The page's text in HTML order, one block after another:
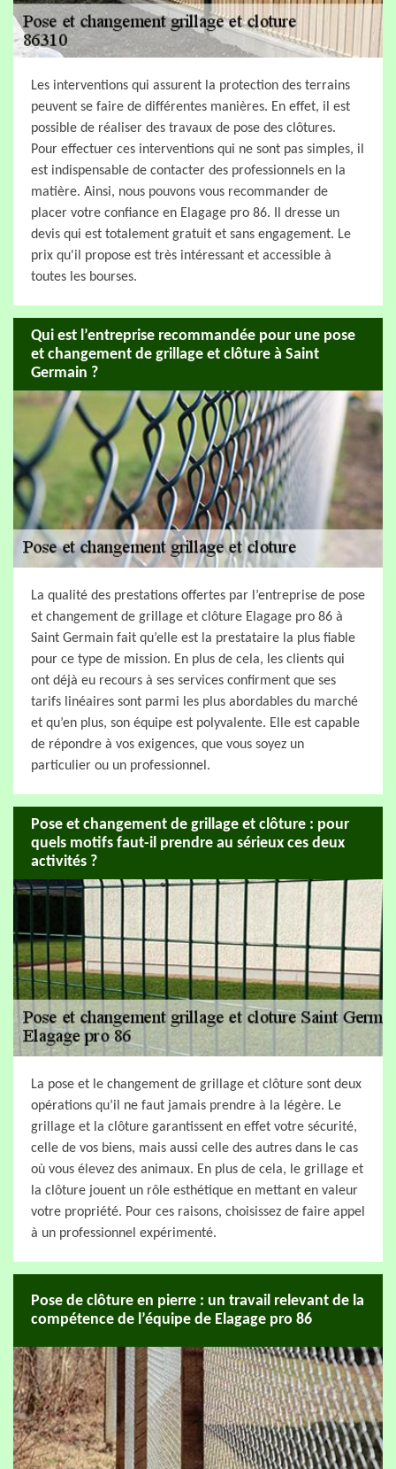
Les interventions qui assurent la protection des terrains
peuvent se faire de différentes manières. En effet, il est
possible de réaliser des travaux de pose des clôtures.
Pour effectuer ces interventions qui ne sont pas simples, il
est indispensable de contacter des professionnels en la
matière. Ainsi, nous pouvons vous recommander de
placer votre confiance en Elagage pro 86. Il dresse un
devis qui est totalement gratuit et sans engagement. Le
prix qu'il propose est très intéressant et accessible à
toutes les bourses.
Qui est l’entreprise recommandée pour une pose
et changement de grillage et clôture à Saint
Germain ?
La qualité des prestations offertes par l’entreprise de pose
et changement de grillage et clôture Elagage pro 86 à
Saint Germain fait qu’elle est la prestataire la plus fiable
pour ce type de mission. En plus de cela, les clients qui
ont déjà eu recours à ses services confirment que ses
tarifs linéaires sont parmi les plus abordables du marché
et qu’en plus, son équipe est polyvalente. Elle est capable
de répondre à vos exigences, que vous soyez un
particulier ou un professionnel.
Pose et changement de grillage et clôture : pour
quels motifs faut-il prendre au sérieux ces deux
activités ?
La pose et le changement de grillage et clôture sont deux
opérations qu’il ne faut jamais prendre à la légère. Le
grillage et la clôture garantissent en effet votre sécurité,
celle de vos biens, mais aussi celle des autres dans le cas
où vous élevez des animaux. En plus de cela, le grillage et
la clôture jouent un rôle esthétique en mettant en valeur
votre propriété. Pour ces raisons, choisissez de faire appel
à un professionnel expérimenté.
Pose de clôture en pierre : un travail relevant de la
compétence de l’équipe de Elagage pro 86